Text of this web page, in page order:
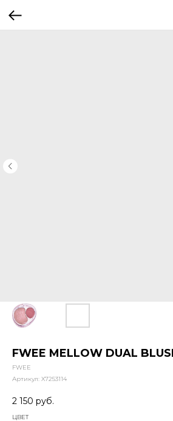
FWEE MELLOW DUAL
FWEE
Артикул: X7253114
2 150 руб.
ЦВЕТ